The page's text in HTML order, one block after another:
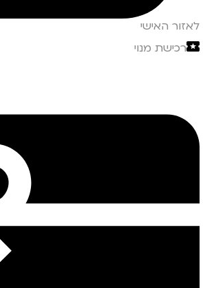
לאזור האישי
רכישת מנוי